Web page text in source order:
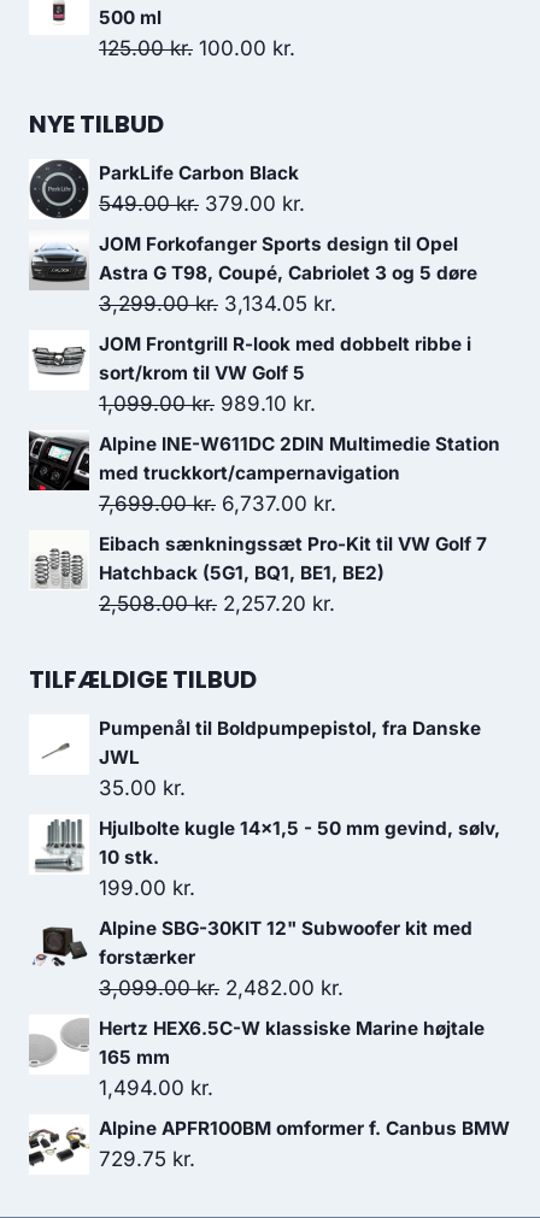
500 ml
125.00kr. Den
125.00 kr..
100.00 kr.
100.00 kr..
NYE TILBUD
ParkLife Carbon Black
549.00kr. Den
oprindelige
pris
var:
549.00 kr..
379.00 kr.
aktuelle
pris
er:
379.00 kr..
JOM Forkofanger Sports design til Opel
Astra G T98, Coupé, Cabriolet 3 og 5 døre
3,299.00kr. Den
oprindelige
pris
var:
3,299.00 kr..
3,134.05 kr.
aktuelle
3,134.05 kr..
JOM Frontgrill R-look med dobbelt ribbe i
sort/krom til VW Golf 5
1,099.00kr. Den
oprindelige
pris
var:
1,099.00 kr..
989.10 kr.
aktuelle
pris
er:
989.10 kr..
Alpine INE-W611DC 2DIN Multimedie Station
med truckkort/campernavigation
7,699.00kr. Den
oprindelige
pris
var:
6,737.00 kr.
aktuelle
pris
Eibach sænkningssæt Pro-Kit til VW Golf 7
Hatchback (5G1, BQ1, BE1, BE2)
2,508.00kr. Den
pris
2,508.00 kr..
2,257.20 kr.
2,257.20 kr..
TILFÆLDIGE TILBUD
Pumpenål til Boldpumpepistol, fra Danske
JWL
35.00 kr.
Hjulbolte kugle 14x1,5 - 50 mm gevind, sølv,
10 stk.
199.00 kr.
Alpine SBG-30KIT 12" Subwoofer kit med
forstærker
3,099.00kr. Den
oprindelige
3,099.00 kr..
2,482.00 kr.
aktuelle
2,482.00 kr..
Hertz HEX6.5C-W klassiske Marine højtale
165 mm
1,494.00 kr.
Alpine APFR100BM omformer f. Canbus BMW
729.75 kr.